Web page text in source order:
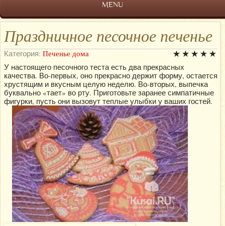
MENU
Праздничное песочное печенье
Категория: Печенье дома
У настоящего песочного теста есть два прекрасных
качества. Во-первых, оно прекрасно держит форму, остается
хрустящим и вкусным целую неделю. Во-вторых, выпечка
буквально «тает» во рту. Приготовьте заранее симпатичные
фигурки, пусть они вызовут теплые улыбки у ваших гостей.